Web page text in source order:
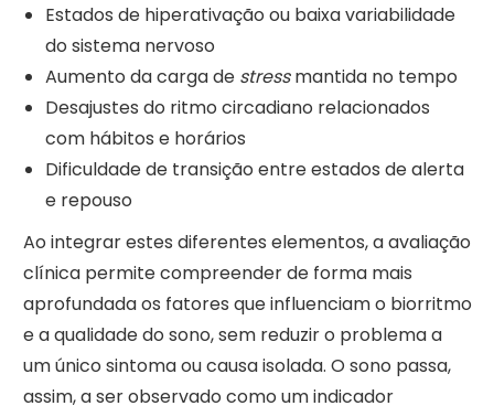
Estados de hiperativação ou baixa variabilidade
do sistema nervoso
Aumento da carga de stressmantida no tempo
Desajustes do ritmo circadiano relacionados
com hábitos e horários
Dificuldade de transição entre estados de alerta
e repouso
Ao integrar estes diferentes elementos, a avaliação
clínica permite compreender de forma mais
aprofundada os fatores que influenciam o biorritmo
e a qualidade do sono, sem reduzir o problema a
um único sintoma ou causa isolada. O sono passa,
assim, a ser observado como um indicador